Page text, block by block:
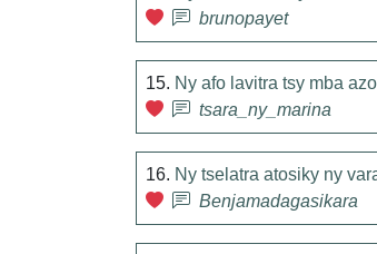
brunopayet
15. Ny afo lavitra tsy mba
tsara_ny_marina
16. Ny tselatra atosiky ny
Benjamadagasikara